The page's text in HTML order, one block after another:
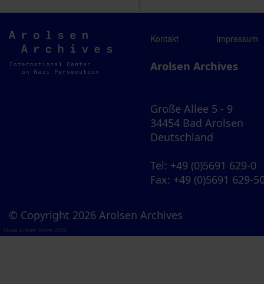
Arolsen
Archives
Kontakt Impressum
Arolsen Archives
Große Allee 5 - 9
34454 Bad Arolsen
Deutschland
Tel: +49 (0)5691 629-0
Fax: +49 (0)5691 629-
© Copyright 2026 Arolsen Archives
Visual Library Server 2026